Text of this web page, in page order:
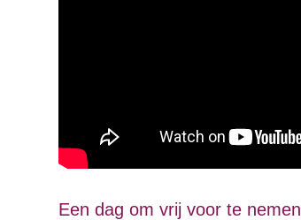
Een dag om vrij voor te nemen